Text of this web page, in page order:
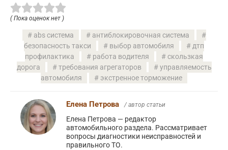
( Пока оценок нет )
abs система
антиблокировочная система
безопасность такси
выбор автомобиля
дтп
профилактика
работа водителя
скользкая
дорога
требования агрегаторов
управляемость
автомобиля
экстренное торможение
Елена Петрова / автор статьи
Елена Петрова — редактор
автомобильного раздела. Рассматривает
вопросы диагностики неисправностей и
правильного ТО.